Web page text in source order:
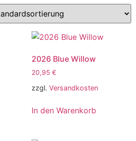
2026 Blue Willow
20,95 €
zzgl. Versandkosten
In den Warenkorb